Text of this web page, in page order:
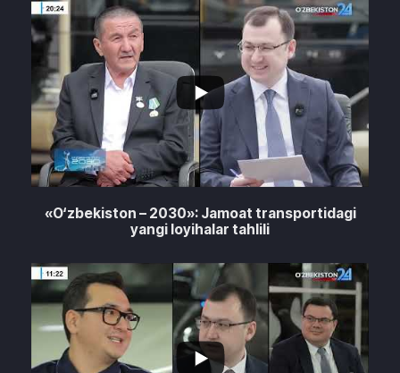
6 3
«O‘zbekiston – 2030»: Jamoat transportidagi
yangi loyihalar tahlili
7 2